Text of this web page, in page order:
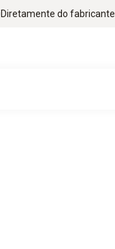
Diretamente do fabricante